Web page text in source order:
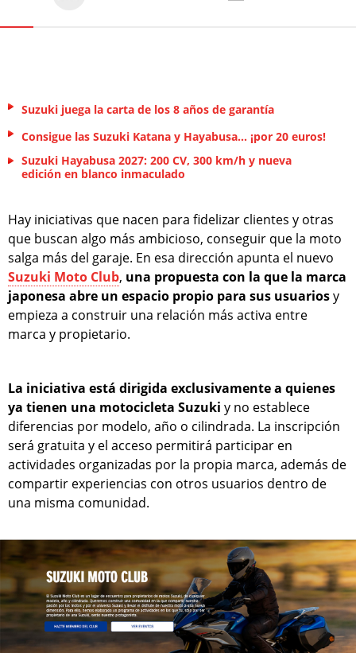
Suzuki juega la carta de los 8 años de garantía
Consigue las Suzuki Katana y Hayabusa... ¡por 20 euros!
Suzuki Hayabusa 2027: 200 CV, 300 km/h y nueva
edición en blanco inmaculado
Hay iniciativas que nacen para fidelizar clientes y otras
que buscan algo más ambicioso, conseguir que la moto
salga más del garaje. En esa dirección apunta el nuevo
Suzuki Moto Club, una propuesta con la que la marca
japonesa abre un espacio propio para sus usuariosy
empieza a construir una relación más activa entre
marca y propietario.
La iniciativa está dirigida exclusivamente a quienes
ya tienen una motocicleta Suzuki y no establece
diferencias por modelo, año o cilindrada. La inscripción
será gratuita y el acceso permitirá participar en
actividades organizadas por la propia marca, además de
compartir experiencias con otros usuarios dentro de
una misma comunidad.